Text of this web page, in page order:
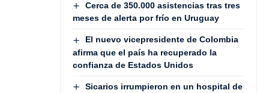
Cerca de 350.000 asistencias tras tres
meses de alerta por frío en Uruguay
El nuevo vicepresidente de Colombia
afirma que el país ha recuperado la
confianza de Estados Unidos
Sicarios irrumpieron en un hospital de